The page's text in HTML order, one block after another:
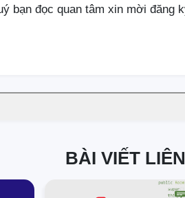
bạn đọc quan tâm xin mời đăng
BÀI VIẾT